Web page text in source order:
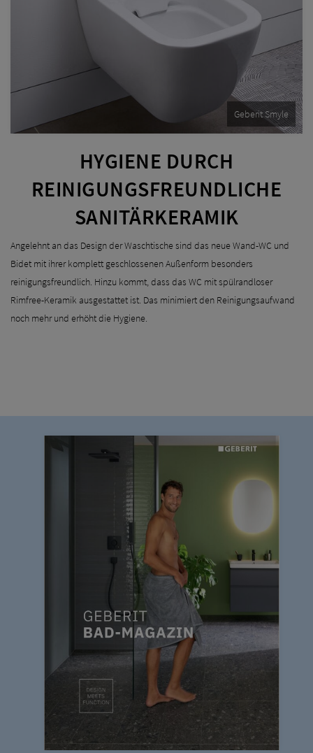
Geberit Smyle
HYGIENE DURCH
REINIGUNGSFREUNDLICHE
SANITÄRKERAMIK
Angelehnt an das Design der Waschtische sind das neue Wand-WC und
Bidet mit ihrer komplett geschlossenen Außenform besonders
reinigungsfreundlich. Hinzu kommt, dass das WC mit spülrandloser
Rimfree-Keramik ausgestattet ist. Das minimiert den Reinigungsaufwand
noch mehr und erhöht die Hygiene.